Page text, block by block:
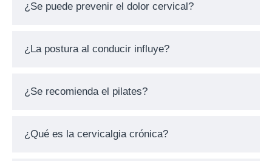
¿Se puede prevenir el dolor cervical?
¿La postura al conducir influye?
¿Se recomienda el pilates?
¿Qué es la cervicalgia crónica?